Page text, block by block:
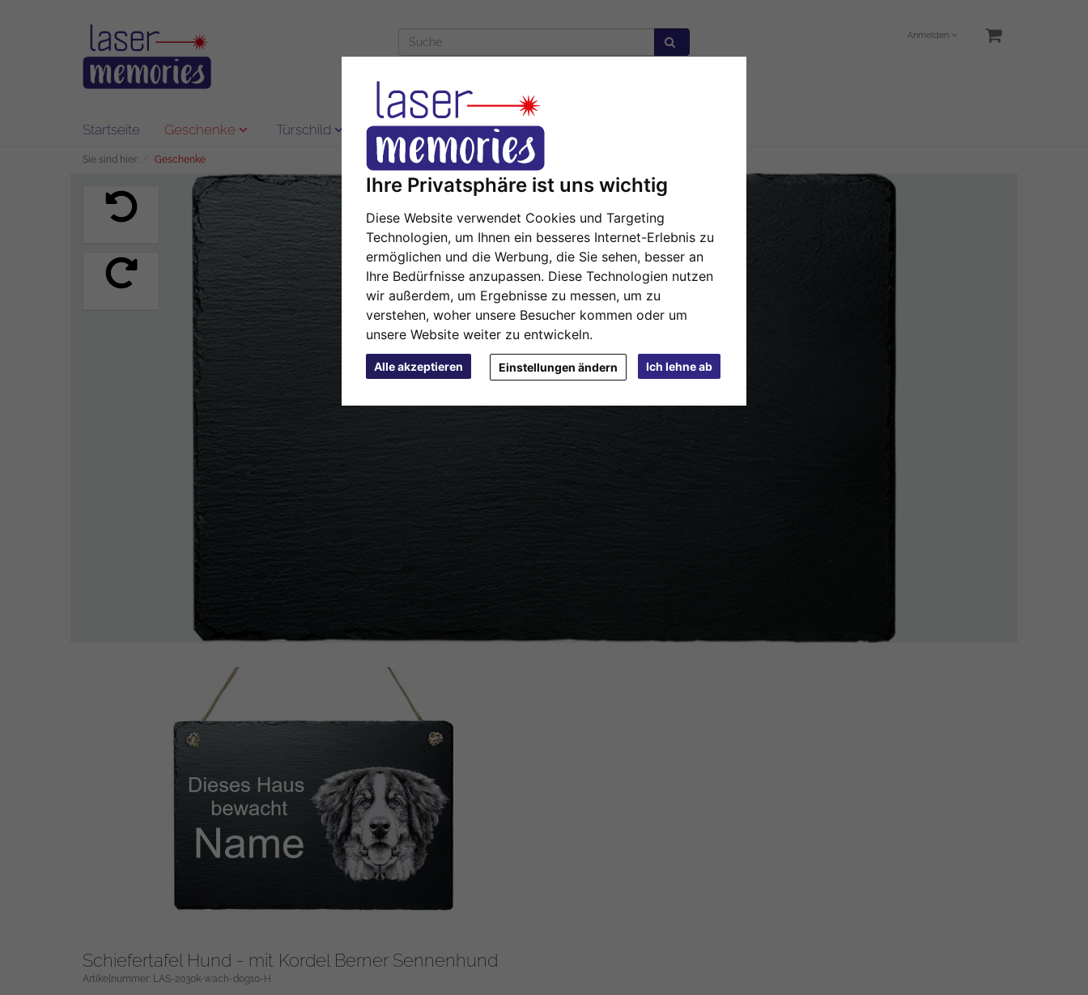
Ihre Privatsphäre ist uns wichtig
Diese Website verwendet Cookies und Targeting
Technologien, um Ihnen ein besseres Internet-Erlebnis zu
ermöglichen und die Werbung, die Sie sehen, besser an
Ihre Bedürfnisse anzupassen. Diese Technologien nutzen
wir außerdem, um Ergebnisse zu messen, um zu
verstehen, woher unsere Besucher kommen oder um
unsere Website weiter zu entwickeln.
Alle akzeptieren Ich lehne ab
Einstellungen ändern
Anmelden
Startseite Geschenke Türschild Isolierflasche Gedenktafel
Sie sind hier: Geschenke
Schiefertafel Hund - mit Kordel Berner Sennenhund
Artikelnummer: LAS-2030k-wach-dog10-H